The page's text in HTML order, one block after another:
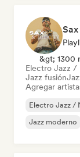
&gt; 1300
Electro Jazz /
Jazz fusión
Agregar
Electro Jazz /
Jazz moderno